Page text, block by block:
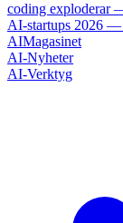
coding exploderar
AI-startups 2026 —
AIMagasinet
AI-Nyheter
AI-Verktyg